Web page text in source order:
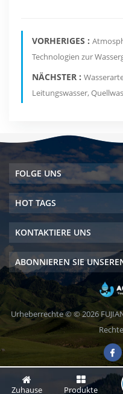
VORHERIGES :
Technologien zur
NÄCHSTER :
Leitungswasser,
FOLGE UNS
HOT TAGS
KONTAKTIERE UNS
ABONNIEREN SIE
Urheberrechte © © 2026
Zuhause Produkte